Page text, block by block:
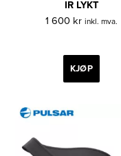
IR LYKT
1 600 kr inkl. mva.
KJØP